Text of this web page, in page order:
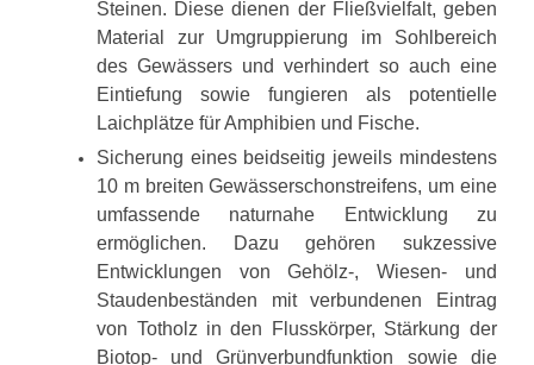
Steinen. Diese dienen der Fließvielfalt, geben
Material zur Umgruppierung im Sohlbereich
des Gewässers und verhindert so auch eine
Eintiefung sowie fungieren als potentielle
Laichplätze für Amphibien und Fische.
Sicherung eines beidseitig jeweils mindestens
10 m breiten Gewässerschonstreifens, um eine
umfassende naturnahe Entwicklung zu
ermöglichen. Dazu gehören sukzessive
Entwicklungen von Gehölz-, Wiesen- und
Staudenbeständen mit verbundenen Eintrag
von Totholz in den Flusskörper, Stärkung der
Biotop- und Grünverbundfunktion sowie die